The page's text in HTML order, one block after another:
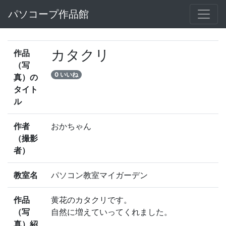
パソコープ作品館
作品
（写
真）の
タイト
ル
カタクリ
0 いいね
作者
（撮影
者）
おかちゃん
教室名 パソコン教室マイガーデン
作品
（写
真）紹
黄花のカタクリです。
自然に増えていってくれました。